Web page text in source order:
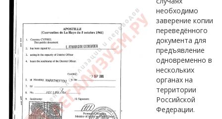
необходимо
заверение копии
переведённого
документа для
предъявление
одновременно в
нескольких
органах на
территории
Российской
Федерации.